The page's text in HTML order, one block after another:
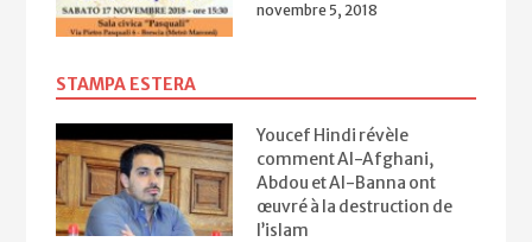
novembre 5, 2018
STAMPA ESTERA
Youcef Hindi révèle
comment Al-Afghani,
Abdou et Al-Banna ont
œuvré à la destruction de
l’islam